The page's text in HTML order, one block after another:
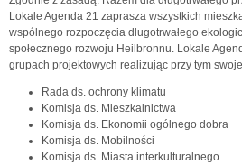
Lokale Agenda 21 zaprasza wszystkich
wspólnego rozpoczęcia długotrwałego
społecznego rozwoju Heilbronnu. Lokale
grupach projektowych realizując przy tym
Rada ds. ochrony klimatu
Komisja ds. Mieszkalnictwa
Komisja ds. Ekonomii ogólnego dobra
Komisja ds. Mobilności
Komisja ds. Miasta interkulturalnego